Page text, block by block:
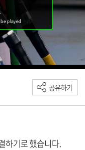
공유하기
하기로 했습니다.